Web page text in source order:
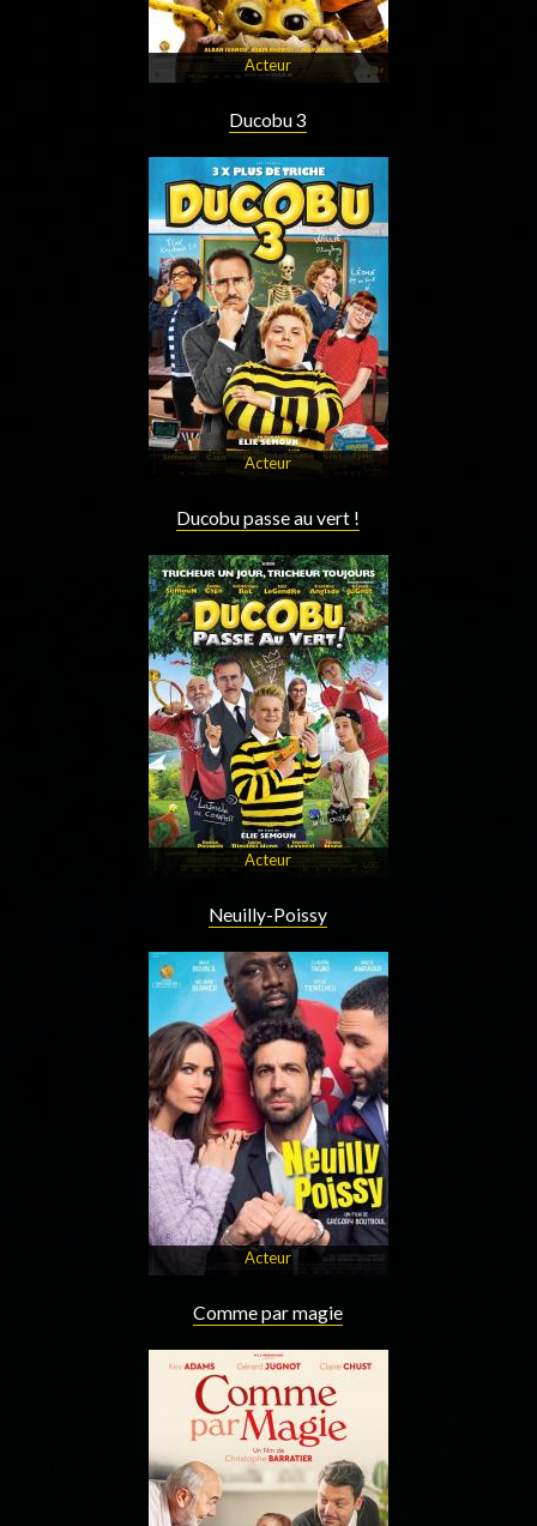
Acteur
Ducobu 3
Acteur
Ducobu passe au vert !
Acteur
Neuilly-Poissy
Acteur
Comme par magie